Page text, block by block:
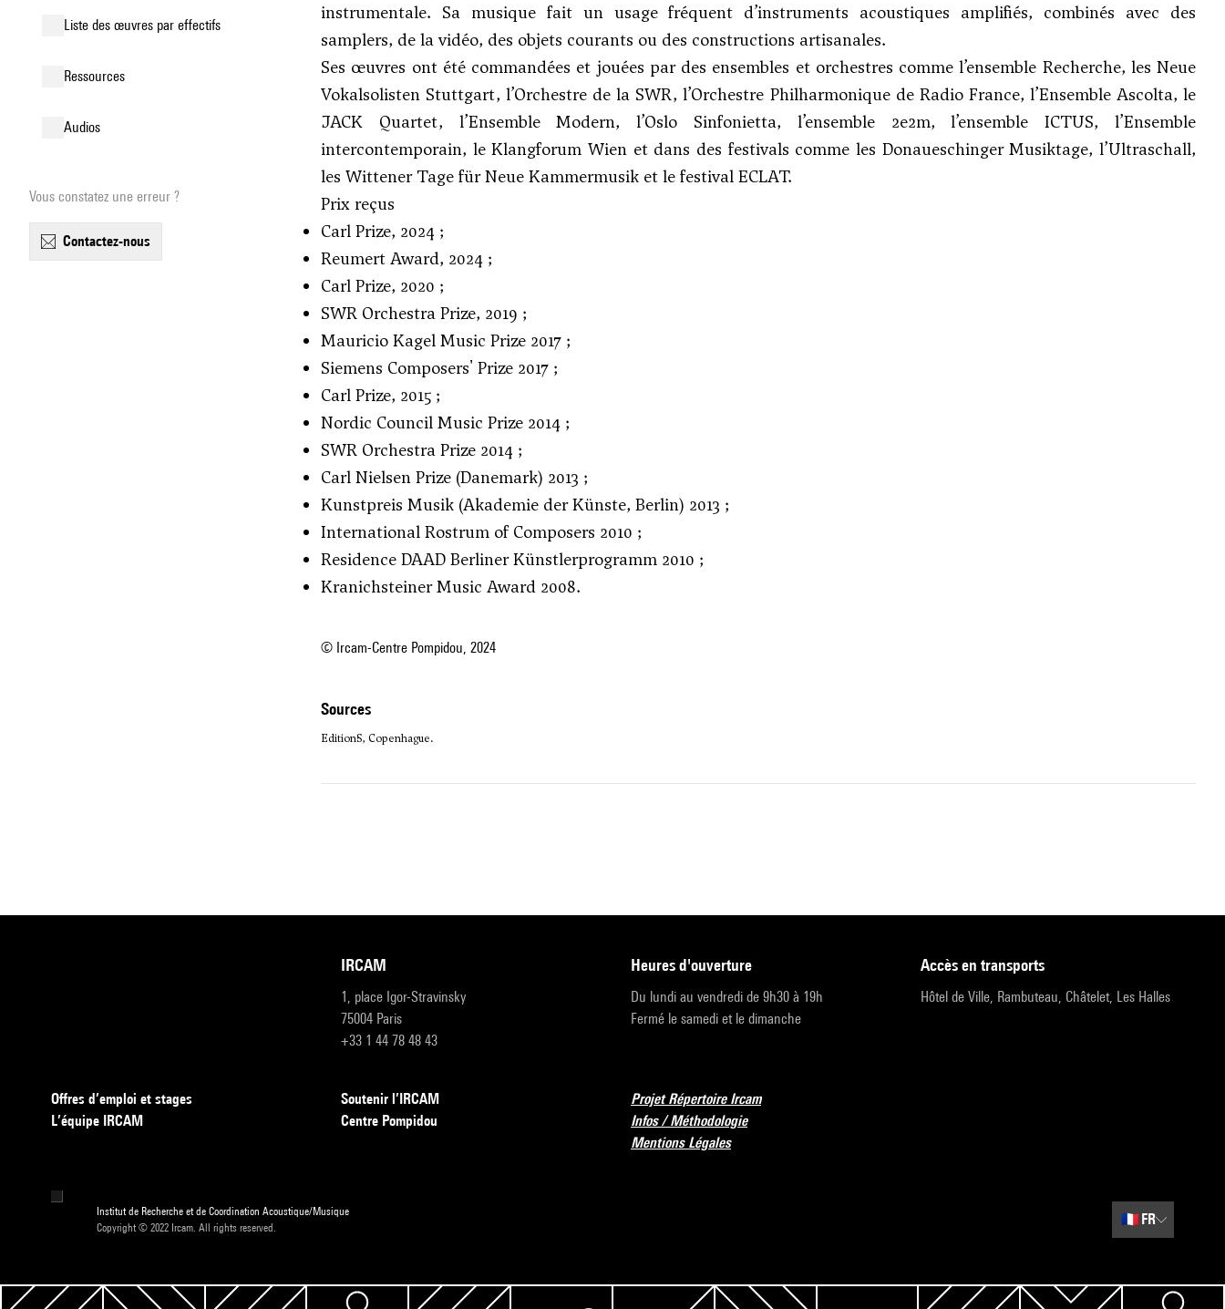
liste des œuvres par effectifs
ressources
audios
Vous constatez une erreur ?
contactez-nous
instrumentale. Sa musique fait un usage fréquent d’instruments acoustiques amplifiés, combinés avec des
samplers, de la vidéo, des objets courants ou des constructions artisanales.
Ses œuvres ont été commandées et jouées par des ensembles et orchestres comme l’ensemble Recherche, les Neue
Vokalsolisten Stuttgart, l’Orchestre de la SWR, l’Orchestre Philharmonique de Radio France, l’Ensemble Ascolta, le
JACK Quartet, l’Ensemble Modern, l’Oslo Sinfonietta, l’ensemble 2e2m, l’ensemble ICTUS, l’Ensemble
intercontemporain, le Klangforum Wien et dans des festivals comme les Donaueschinger Musiktage, l’Ultraschall,
les Wittener Tage für Neue Kammermusik et le festival ECLAT.
Prix reçus
Carl Prize, 2024 ;
Reumert Award, 2024 ;
Carl Prize, 2020 ;
SWR Orchestra Prize, 2019 ;
Mauricio Kagel Music Prize 2017 ;
Siemens Composers' Prize 2017 ;
Carl Prize, 2015 ;
Nordic Council Music Prize 2014 ;
SWR Orchestra Prize 2014 ;
Carl Nielsen Prize (Danemark) 2013 ;
Kunstpreis Musik (Akademie der Künste, Berlin) 2013 ;
International Rostrum of Composers 2010 ;
Residence DAAD Berliner Künstlerprogramm 2010 ;
Kranichsteiner Music Award 2008.
© Ircam-Centre Pompidou, 2024
sources
Edition·S, Copenhague.
IRCAM
1, place Igor-Stravinsky
75004 Paris
+33 1 44 78 48 43
heures d'ouverture
Du lundi au vendredi de 9h30 à 19h
Fermé le samedi et le dimanche
accès en transports
Hôtel de Ville, Rambuteau, Châtelet, Les Halles
Offres d’emploi et stages
L’équipe IRCAM
Soutenir l’IRCAM
Centre Pompidou
Projet Répertoire Ircam
Infos / Méthodologie
Mentions Légales
Institut de Recherche et de Coordination Acoustique/Musique
Copyright © 2022 Ircam. All rights reserved.
🇫🇷 FR